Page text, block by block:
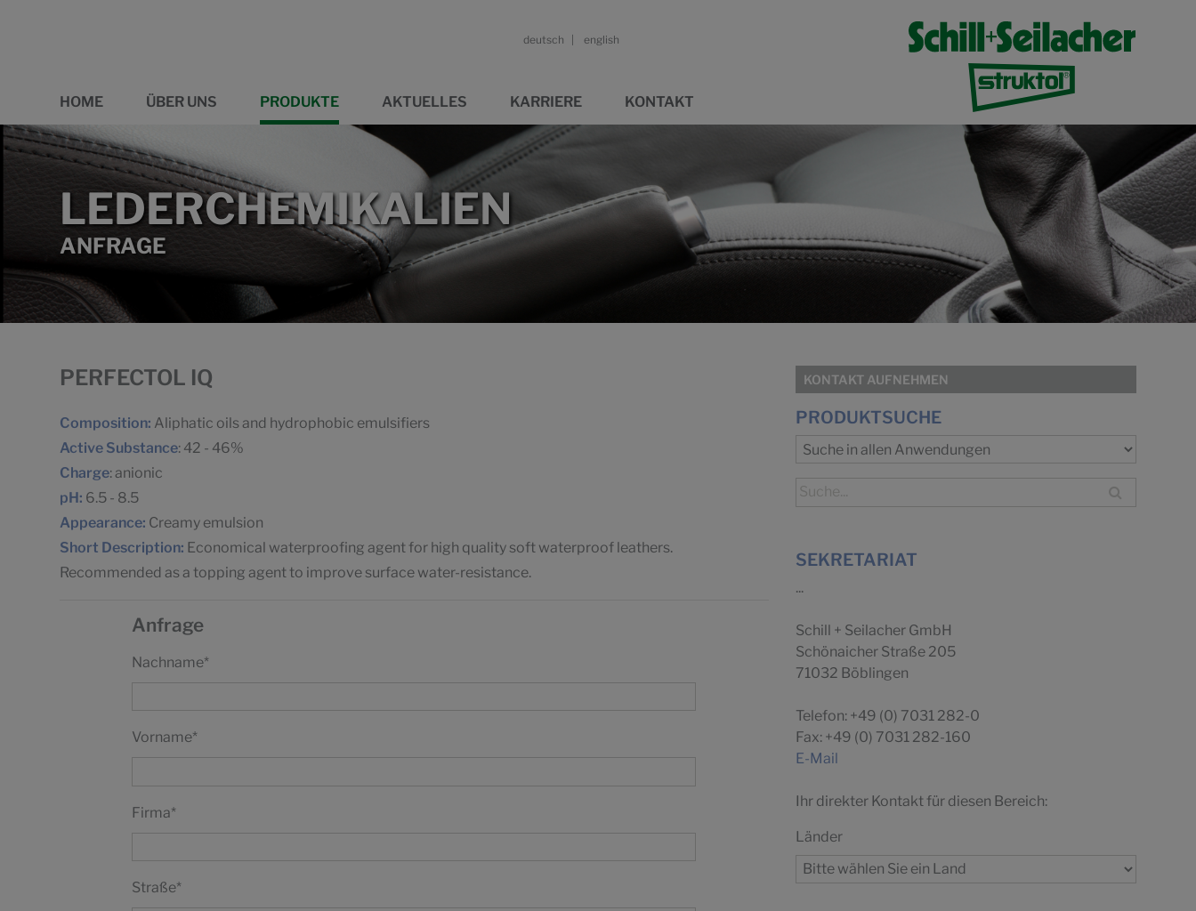
deutsch english
HOME ÜBER UNS PRODUKTE AKTUELLES KARRIERE KONTAKT
LEDERCHEMIKALIEN
ANFRAGE
PERFECTOL IQ
Composition: Aliphatic oils and hydrophobic emulsifiers
Active Substance: 42 - 46%
Charge: anionic
pH: 6.5 - 8.5
Appearance: Creamy emulsion
Short Description: Economical waterproofing agent for high quality soft waterproof leathers.
Recommended as a topping agent to improve surface water-resistance.
Anfrage
Nachname*
Vorname*
Firma*
Straße*
KONTAKT AUFNEHMEN
PRODUKTSUCHE
SEKRETARIAT
...
Schill + Seilacher GmbH
Schönaicher Straße 205
71032 Böblingen
Telefon: +49 (0) 7031 282-0
Fax: +49 (0) 7031 282-160
E-Mail
Ihr direkter Kontakt für diesen Bereich:
Länder